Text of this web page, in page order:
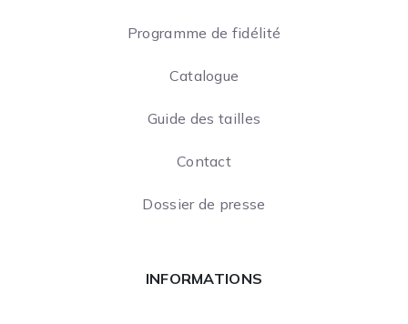
Programme de fidélité
Catalogue
Guide des tailles
Contact
Dossier de presse
INFORMATIONS